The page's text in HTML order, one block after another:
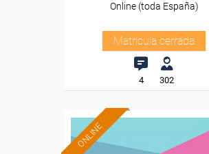
Online (toda España)
Matrícula cerrada
4 302
ONLINE